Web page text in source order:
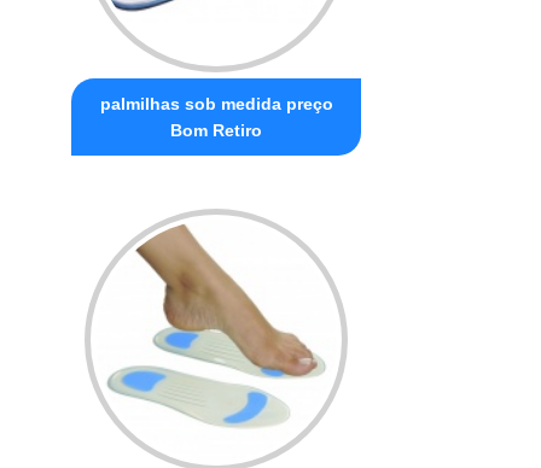
palmilhas sob medida preço
Bom Retiro